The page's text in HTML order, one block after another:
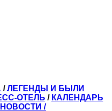
/ЛЕГЕНДЫ И БЫЛИ
ОТЕЛЬ / КАЛЕНДАРЬ
НОВОСТИ /